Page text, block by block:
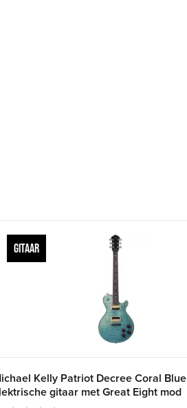
GITAAR
Kelly Patriot Decree Coral Blue
gitaar met Great Eight mod